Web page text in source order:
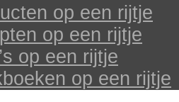
op een rijtje
op een rijtje
op een rijtje
op een rijtje